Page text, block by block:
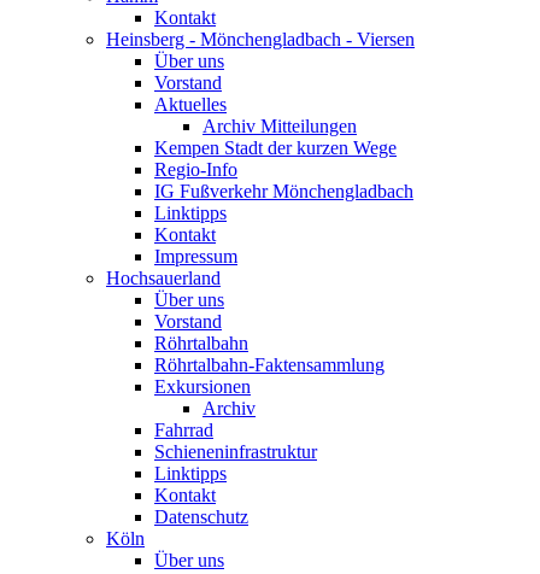
Kontakt
Heinsberg - Mönchengladbach - Viersen
Über uns
Vorstand
Aktuelles
Archiv Mitteilungen
Kempen Stadt der kurzen Wege
Regio-Info
IG Fußverkehr Mönchengladbach
Linktipps
Kontakt
Impressum
Hochsauerland
Über uns
Vorstand
Röhrtalbahn
Röhrtalbahn-Faktensammlung
Exkursionen
Archiv
Fahrrad
Schieneninfrastruktur
Linktipps
Kontakt
Datenschutz
Köln
Über uns